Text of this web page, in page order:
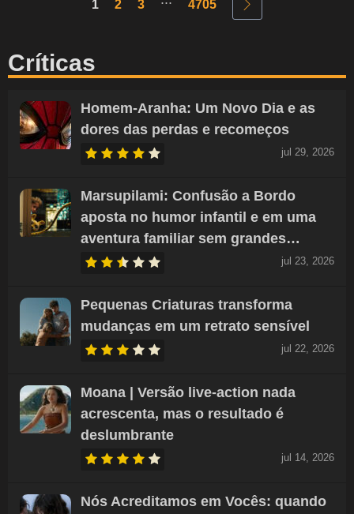
1 2 3 4705
Críticas
Homem-Aranha: Um Novo Dia e as
dores das perdas e recomeços
jul 29, 2026
Marsupilami: Confusão a Bordo
aposta no humor infantil e em uma
aventura familiar sem grandes…
jul 23, 2026
Pequenas Criaturas transforma
mudanças em um retrato sensível
jul 22, 2026
Moana | Versão live-action nada
acrescenta, mas o resultado é
deslumbrante
jul 14, 2026
Nós Acreditamos em Vocês: quando